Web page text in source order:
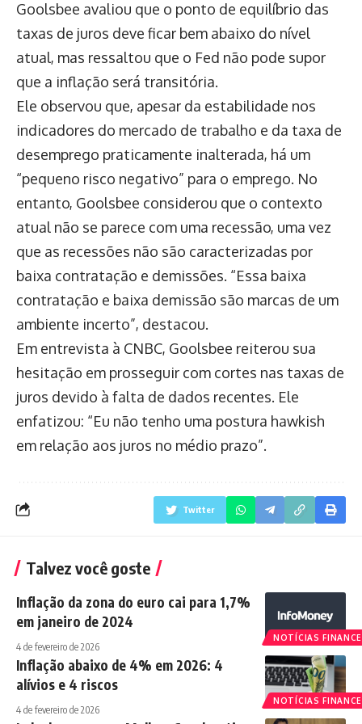
Goolsbee avaliou que o ponto de equilíbrio das
taxas de juros deve ficar bem abaixo do nível
atual, mas ressaltou que o Fed não pode supor
que a inflação será transitória.
Ele observou que, apesar da estabilidade nos
indicadores do mercado de trabalho e da taxa de
desemprego praticamente inalterada, há um
“pequeno risco negativo” para o emprego. No
entanto, Goolsbee considerou que o contexto
atual não se parece com uma recessão, uma vez
que as recessões não são caracterizadas por
baixa contratação e demissões. “Essa baixa
contratação e baixa demissão são marcas de um
ambiente incerto”, destacou.
Em entrevista à CNBC, Goolsbee reiterou sua
hesitação em prosseguir com cortes nas taxas de
juros devido à falta de dados recentes. Ele
enfatizou: “Eu não tenho uma postura hawkish
em relação aos juros no médio prazo”.
Twitter
Talvez você goste
NOTÍCIAS
Inflação da zona do euro cai para 1,7%
em janeiro de 2024
4 de fevereiro de 2026
NOTÍCIAS
Inflação abaixo de 4% em 2026: 4
alívios e 4 riscos
4 de fevereiro de 2026